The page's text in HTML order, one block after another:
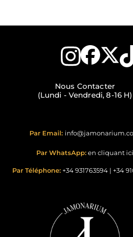
Nous Contacter
(Lundi - Vendredi, 8-16 H)
Par Email:
Par WhatsApp:en cliquant ici
Par Téléphone: +34 931763594 | +34